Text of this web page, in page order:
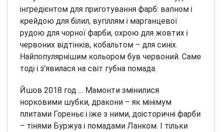
інгредієнтом для приготування фарб: вапном і
крейдою для білил, вугіллям і марганцевої
рудою для чорної фарби, охрою для жовтих і
червоних відтінків, кобальтом – для синіх.
Найпопулярнішим кольором був червоний. Саме
тоді і з’явилася на світ губна помада.
Йшов 2018 год … Мамонти змінилися
норковими шубки, дракони – як мінімум
плитами Гореньє і іже з ними, доісторичні фарби
– тінями Буржуа і помадами Ланком. І тільки